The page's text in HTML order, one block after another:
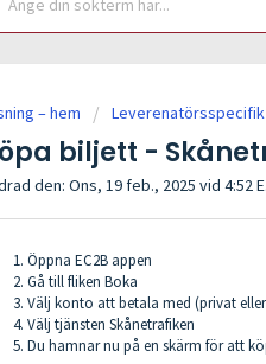
– hem Leverenatörsspecifik
biljett -
den: Ons, 19 feb., 2025 vid 4:52
Öppna EC2B appen
Gå till fliken Boka
Välj konto att betala med (privat
Välj tjänsten Skånetrafiken
Du hamnar nu på en skärm för att